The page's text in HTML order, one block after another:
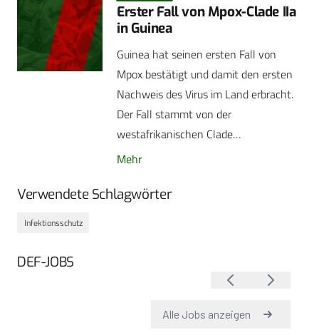
Erster Fall von Mpox-Clade IIa
in Guinea
Guinea hat seinen ersten Fall von
Mpox bestätigt und damit den ersten
Nachweis des Virus im Land erbracht.
Der Fall stammt von der
westafrikanischen Clade…
Mehr
Verwendete Schlagwörter
Infektionsschutz
DEF-JOBS